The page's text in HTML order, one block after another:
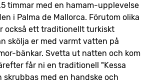
timmar med en hamam-upplevelse
i Palma de Mallorca. Förutom olika
också ett traditionellt turkiskt
skölja er med varmt vatten på
bänkar. Svetta ut natten och kom
får ni en traditionell "Kessa
skrubbas med en handske och